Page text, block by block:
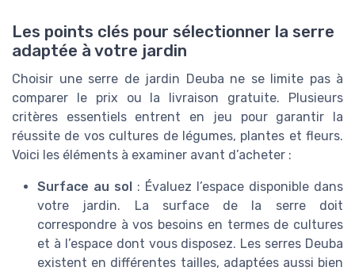
Les points clés pour sélectionner la serre
adaptée à votre jardin
Choisir une serre de jardin Deuba ne se limite pas à
comparer le prix ou la livraison gratuite. Plusieurs
critères essentiels entrent en jeu pour garantir la
réussite de vos cultures de légumes, plantes et fleurs.
Voici les éléments à examiner avant d’acheter :
Surface au sol : Évaluez l’espace disponible dans
votre jardin. La surface de la serre doit
correspondre à vos besoins en termes de cultures
et à l’espace dont vous disposez. Les serres Deuba
existent en différentes tailles, adaptées aussi bien